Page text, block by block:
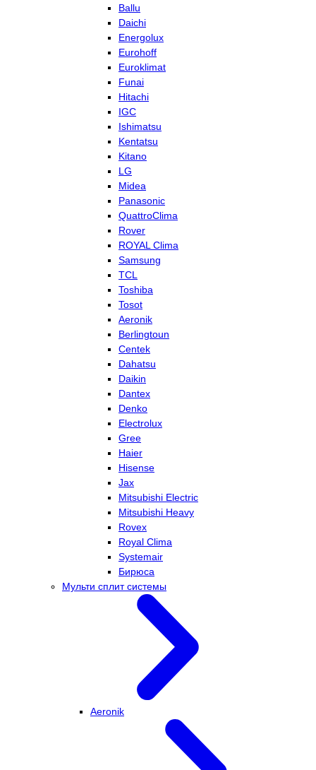
Ballu
Daichi
Energolux
Eurohoff
Euroklimat
Funai
Hitachi
IGC
Ishimatsu
Kentatsu
Kitano
LG
Midea
Panasonic
QuattroClima
Rover
ROYAL Clima
Samsung
TCL
Toshiba
Tosot
Aeronik
Berlingtoun
Centek
Dahatsu
Daikin
Dantex
Denko
Electrolux
Gree
Haier
Hisense
Jax
Mitsubishi Electric
Mitsubishi Heavy
Rovex
Royal Clima
Systemair
Бирюса
Мульти сплит системы
Aeronik